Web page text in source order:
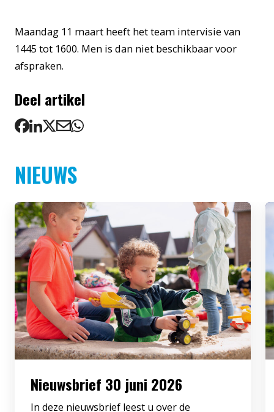
Maandag 11 maart heeft het team intervisie van
1445 tot 1600. Men is dan niet beschikbaar voor
afspraken.
Deel artikel
NIEUWS
Nieuwsbrief 30 juni 2026
In deze nieuwsbrief leest u over de